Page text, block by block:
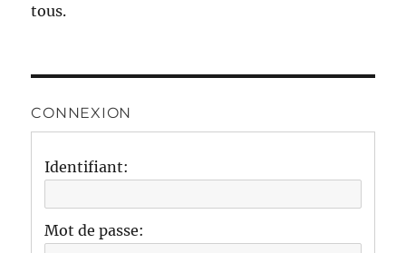
tous.
CONNEXION
Identifiant:
Mot de passe: